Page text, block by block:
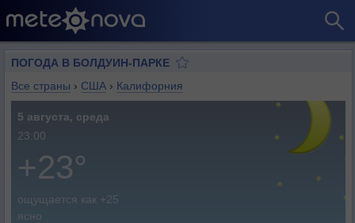
ПОГОДА В БОЛДУИН-ПАРКЕ
Все страны › США › Калифорния
5 августа, среда
23:00
+23°
ощущается как +25
ясно